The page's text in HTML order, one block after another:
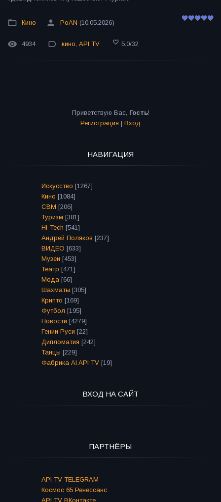
Кино PoAN (10.05.2026)
4934 кино, API TV 5.0/32
Приветствую Вас, Гость!
Регистрация | Вход
НАВИГАЦИЯ
Искусство [1267]
Кино [1084]
СВМ [206]
Туризм [381]
Hi-Tech [541]
Андрей Поляков [237]
ВИДЕО [633]
Музеи [453]
Театр [471]
Мода [66]
Шахматы [305]
Крипто [169]
Футбол [195]
Новости [4279]
Гении Руси [22]
Дипломатия [242]
Танцы [229]
Фабрика AI API TV [19]
ВХОД НА САЙТ
ПАРТНЁРЫ
API TV TELEGRAM
Космос 65 Ренессанс
API TV ВКонтакте